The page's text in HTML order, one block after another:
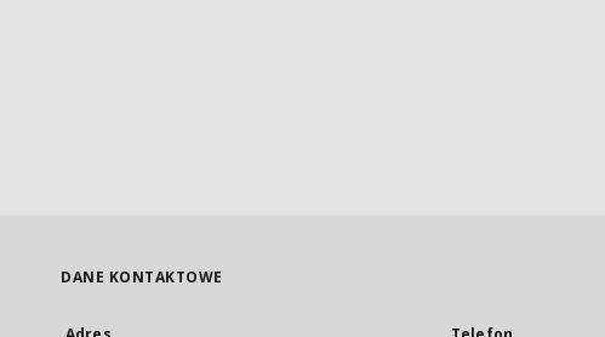
DANE KONTAKTOWE